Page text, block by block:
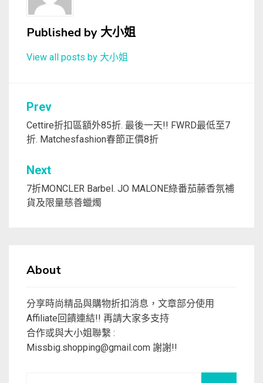
Published by大小姐
View all posts by 大小姐
文
章
導
覽
Prev
Cettire折扣區額外85折. 最後一天!! FWRD最低至7
折. Matchesfashion春節正價8折
Next
7折MONCLER Barbel. JO MALONE綠番茄藤香氛補
貨及限量慈善蠟燭
About
分享時尚精品與購物折扣消息，文章部分使用
Affiliate回饋連結!! 再請大家多支持
合作或與大小姐聯繫 :
Missbig.shopping@gmail.com 謝謝!!